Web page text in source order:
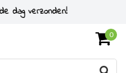
od 2011 roku
0